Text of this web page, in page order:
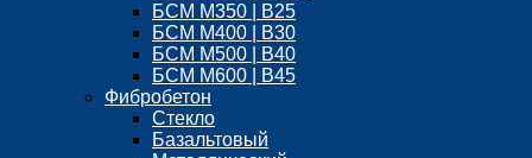
БСМ M350 | B25
БСМ М400 | B30
БСМ M500 | B40
БСМ M600 | B45
Фибробетон
Стекло
Базальтовый